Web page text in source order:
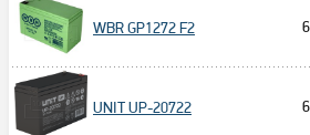
WBR GP1272 F2
UNIT UP-20722